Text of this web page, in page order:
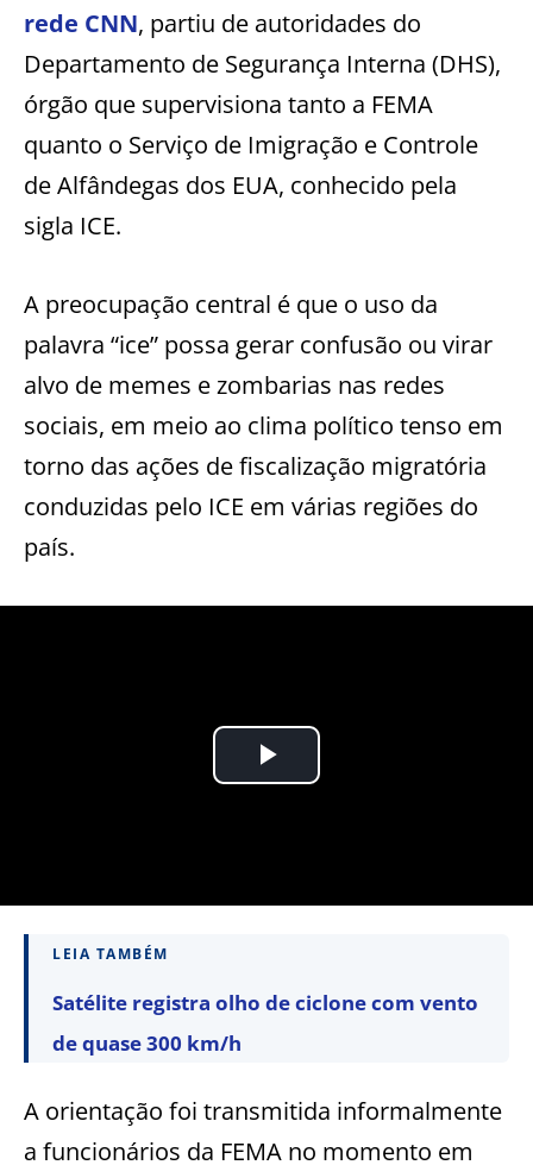
rede CNN, partiu de autoridades do
Departamento de Segurança Interna (DHS),
órgão que supervisiona tanto a FEMA
quanto o Serviço de Imigração e Controle
de Alfândegas dos EUA, conhecido pela
sigla ICE.
A preocupação central é que o uso da
palavra “ice” possa gerar confusão ou virar
alvo de memes e zombarias nas redes
sociais, em meio ao clima político tenso em
torno das ações de fiscalização migratória
conduzidas pelo ICE em várias regiões do
país.
LEIA TAMBÉM
Satélite registra olho de ciclone com vento
de quase 300 km/h
A orientação foi transmitida informalmente
a funcionários da FEMA no momento em